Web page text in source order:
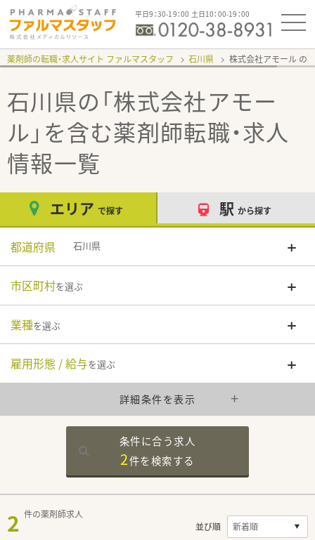
平日9：30-19：00 土日10：00-19：00
薬剤師の転職・求人サイト ファルマスタッフ 石川県 株式会社アモール
石川県の「株式会社アモー
ル」 を含む薬剤師転職・求人
情報一覧
エリア で探す 駅 から探す
都道府県 石川県
市区町村を選ぶ
業種を選ぶ
雇用形態 / 給与を選ぶ
詳細条件を表示
条件に合う求人
2件を検索する
2 件の薬剤師求人
並び順